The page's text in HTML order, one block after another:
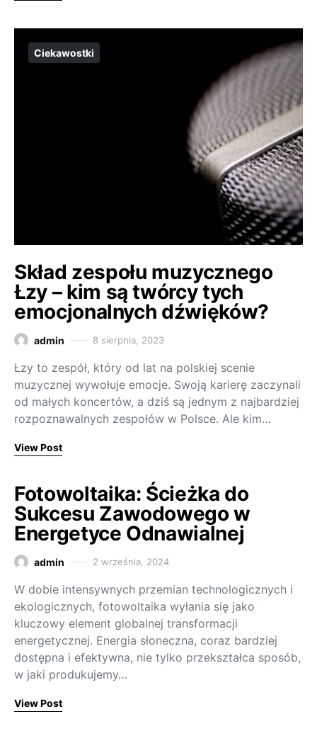
Ciekawostki
Skład zespołu muzycznego
Łzy – kim są twórcy tych
emocjonalnych dźwięków?
admin 8 sierpnia, 2023
Łzy to zespół, który od lat na polskiej scenie
muzycznej wywołuje emocje. Swoją karierę zaczynali
od małych koncertów, a dziś są jednym z najbardziej
rozpoznawalnych zespołów w Polsce. Ale kim…
View Post
Fotowoltaika: Ścieżka do
Sukcesu Zawodowego w
Energetyce Odnawialnej
admin 2 września, 2024
W dobie intensywnych przemian technologicznych i
ekologicznych, fotowoltaika wyłania się jako
kluczowy element globalnej transformacji
energetycznej. Energia słoneczna, coraz bardziej
dostępna i efektywna, nie tylko przekształca sposób,
w jaki produkujemy…
View Post